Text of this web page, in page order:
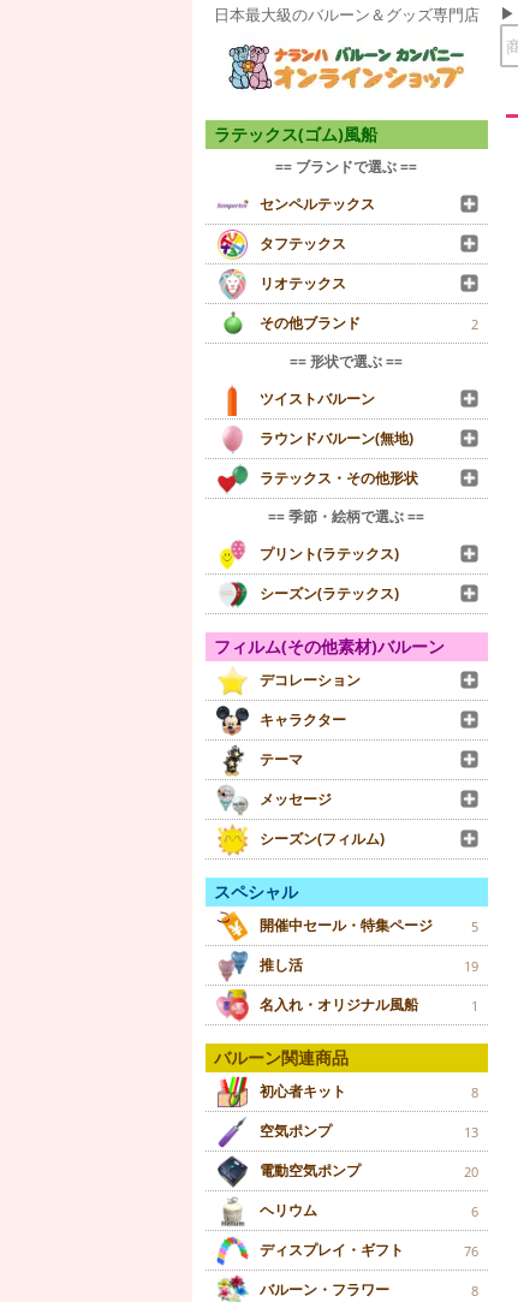
日本最大級のバルーン＆グッズ専門店
ラテックス(ゴム)風船
== ブランドで選ぶ ==
センペルテックス
タフテックス
リオテックス
その他ブランド
2
== 形状で選ぶ ==
ツイストバルーン
ラウンドバルーン(無地)
ラテックス・その他形状
== 季節・絵柄で選ぶ ==
プリント(ラテックス)
シーズン(ラテックス)
フィルム(その他素材)バルーン
デコレーション
キャラクター
テーマ
メッセージ
シーズン(フィルム)
スペシャル
開催中セール・特集ページ 5
推し活 19
名入れ・オリジナル風船 1
バルーン関連商品
初心者キット 8
空気ポンプ 13
電動空気ポンプ 20
ヘリウム 6
ディスプレイ・ギフト 76
バルーン・フラワー 8